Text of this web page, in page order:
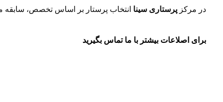
در مرکز پرستاری سینا انتخاب پرستار بر اساس تخصص،
برای اصلاعات بیشتر با ما تماس بگیرید